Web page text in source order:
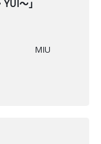
～」
MIU